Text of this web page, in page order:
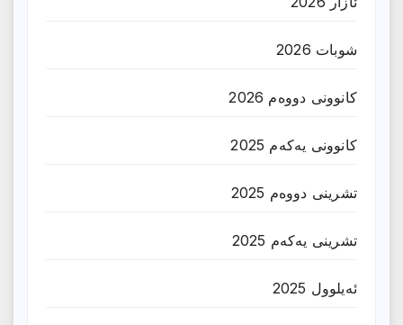
شوبات 2026
کانوونی دووەم 2026
کانوونی یەکەم 2025
تشرینی دووەم 2025
تشرینی یەکەم 2025
ئەیلوول 2025